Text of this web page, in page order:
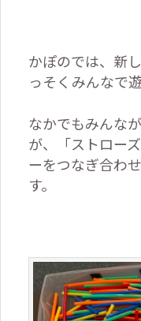
かぽのでは、新
っそくみんなで
なかでもみんな
が、「ストロー
ーをつなぎ合わ
す。